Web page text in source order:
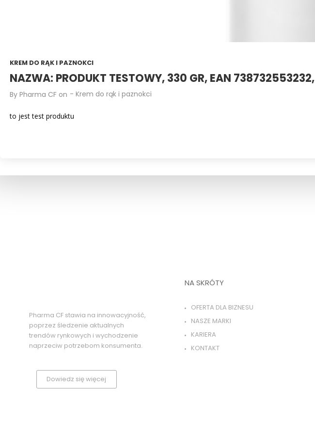
KREM DO RĄK I PAZNOKCI
NAZWA: PRODUKT TESTOWY, 330 GR, EAN 738732553232,
By Pharma CF on - Krem do rąk i paznokci
to jest test produktu
Pharma CF stawia na innowacyjność,
poprzez śledzenie aktualnych
trendów rynkowych i wychodzenie
naprzeciw potrzebom konsumenta.
Dowiedz się więcej
NA SKRÓTY
OFERTA DLA BIZNESU
NASZE MARKI
KARIERA
KONTAKT